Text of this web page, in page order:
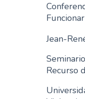
Jean-
Recurso